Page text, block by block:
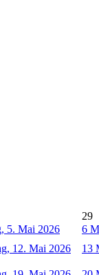
29
5. Mai 2026 6
12. Mai 2026 13